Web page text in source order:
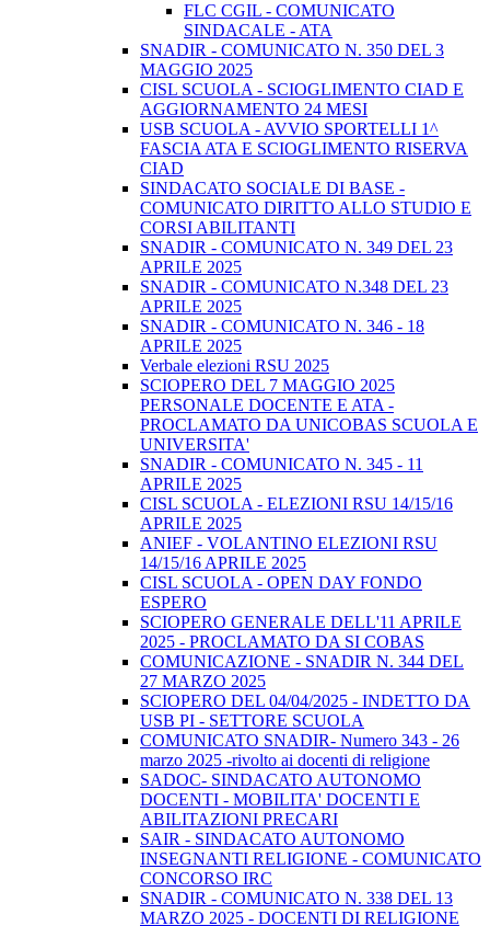
FLC CGIL - COMUNICATO
SINDACALE - ATA
SNADIR - COMUNICATO N. 350 DEL 3
MAGGIO 2025
CISL SCUOLA - SCIOGLIMENTO CIAD E
AGGIORNAMENTO 24 MESI
USB SCUOLA - AVVIO SPORTELLI 1^
FASCIA ATA E SCIOGLIMENTO RISERVA
CIAD
SINDACATO SOCIALE DI BASE -
COMUNICATO DIRITTO ALLO STUDIO E
CORSI ABILITANTI
SNADIR - COMUNICATO N. 349 DEL 23
APRILE 2025
SNADIR - COMUNICATO N.348 DEL 23
APRILE 2025
SNADIR - COMUNICATO N. 346 - 18
APRILE 2025
Verbale elezioni RSU 2025
SCIOPERO DEL 7 MAGGIO 2025
PERSONALE DOCENTE E ATA -
PROCLAMATO DA UNICOBAS SCUOLA E
UNIVERSITA'
SNADIR - COMUNICATO N. 345 - 11
APRILE 2025
CISL SCUOLA - ELEZIONI RSU 14/15/16
APRILE 2025
ANIEF - VOLANTINO ELEZIONI RSU
14/15/16 APRILE 2025
CISL SCUOLA - OPEN DAY FONDO
ESPERO
SCIOPERO GENERALE DELL'11 APRILE
2025 - PROCLAMATO DA SI COBAS
COMUNICAZIONE - SNADIR N. 344 DEL
27 MARZO 2025
SCIOPERO DEL 04/04/2025 - INDETTO DA
USB PI - SETTORE SCUOLA
COMUNICATO SNADIR- Numero 343 - 26
marzo 2025 -rivolto ai docenti di religione
SADOC- SINDACATO AUTONOMO
DOCENTI - MOBILITA' DOCENTI E
ABILITAZIONI PRECARI
SAIR - SINDACATO AUTONOMO
INSEGNANTI RELIGIONE - COMUNICATO
CONCORSO IRC
SNADIR - COMUNICATO N. 338 DEL 13
MARZO 2025 - DOCENTI DI RELIGIONE